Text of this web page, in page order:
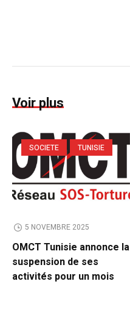
Voir plus
SOCIETE TUNISIE
5 NOVEMBRE 2025
OMCT Tunisie annonce la
suspension de ses
activités pour un mois